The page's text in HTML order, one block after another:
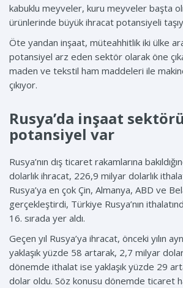
kabuklu meyveler, kuru meyveler başta
ürünlerinde büyük ihracat potansiyeli
Öte yandan inşaat, müteahhitlik iki ülke
potansiyel arz eden sektör olarak öne
maden ve tekstil ham maddeleri ile
çıkıyor.
Rusya’da inşaat
potansiyel var
Rusya’nın dış ticaret rakamlarına
dolarlık ihracat, 226,9 milyar dolarlık
Rusya’ya en çok Çin, Almanya, ABD ve
gerçekleştirdi, Türkiye Rusya’nın
16. sırada yer aldı.
Geçen yıl Rusya’ya ihracat, önceki yılın
yaklaşık yüzde 58 artarak, 2,7 milyar
dönemde ithalat ise yaklaşık yüzde 29
dolar oldu. Söz konusu dönemde ticaret